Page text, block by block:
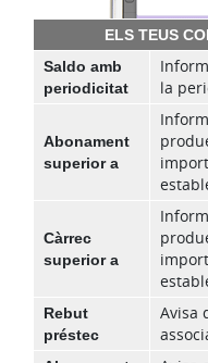
ELS TEUS
Saldo amb
periodicitat
la
Abonament
superior a
Càrrec
superior a
Rebut
préstec
Avisa